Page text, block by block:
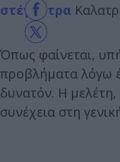
στέγαστρα
Όπως φαίνεται,
προβλήματα λόγω
δυνατόν. Η μελέτη,
συνέχεια στη